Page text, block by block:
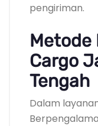
pengiriman.
Metode
Cargo
Tengah
Dalam